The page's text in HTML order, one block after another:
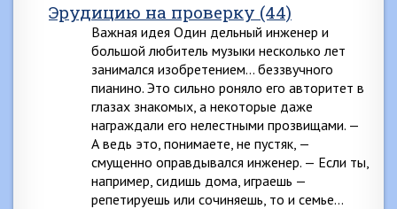
Эрудицию на проверку (44)
Важная идея Один дельный инженер и
большой любитель музыки несколько лет
занимался изобретением… беззвучного
пианино. Это сильно роняло его авторитет в
глазах знакомых, а некоторые даже
награждали его нелестными прозвищами. —
А ведь это, понимаете, не пустяк, —
смущенно оправдывался инженер. — Если ты,
например, сидишь дома, играешь —
репетируешь или сочиняешь, то и семье…